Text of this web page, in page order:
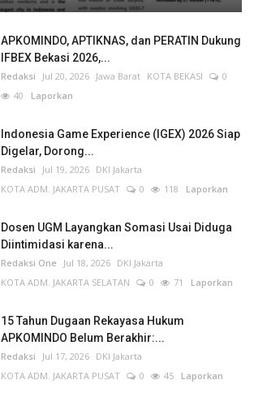
APKOMINDO, APTIKNAS, dan PERATIN Dukung
IFBEX Bekasi 2026,...
Redaksi Jul 20, 2026 Jawa Barat KOTA BEKASI
0
40 Laporkan
Indonesia Game Experience (IGEX) 2026 Siap
Digelar, Dorong...
Redaksi Jul 19, 2026 DKI Jakarta
KOTA ADM. JAKARTA PUSAT
0 118 Laporkan
Dosen UGM Layangkan Somasi Usai Diduga
Diintimidasi karena...
Redaksi One Jul 18, 2026 DKI Jakarta
KOTA ADM. JAKARTA SELATAN
0 71 Laporkan
15 Tahun Dugaan Rekayasa Hukum
APKOMINDO Belum Berakhir:...
Redaksi Jul 17, 2026 DKI Jakarta
KOTA ADM. JAKARTA PUSAT
0 45 Laporkan